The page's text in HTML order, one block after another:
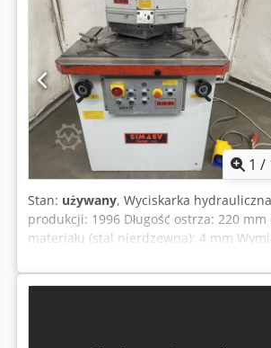
1 /
Stan: używany, Wyciskarka
produkcji: 1996 Długość ostrza: 220
materiału (stal nierdzewna): 4 mm
Zasilanie: 400 V, 50 Hz - Obsługa za
wykrawania od 30° do 140° -
Hydrauliczne mocowanie ostrzy
listew oporowych z podziałką kątową
HSS na nowo ostrzone, stan jak nowy